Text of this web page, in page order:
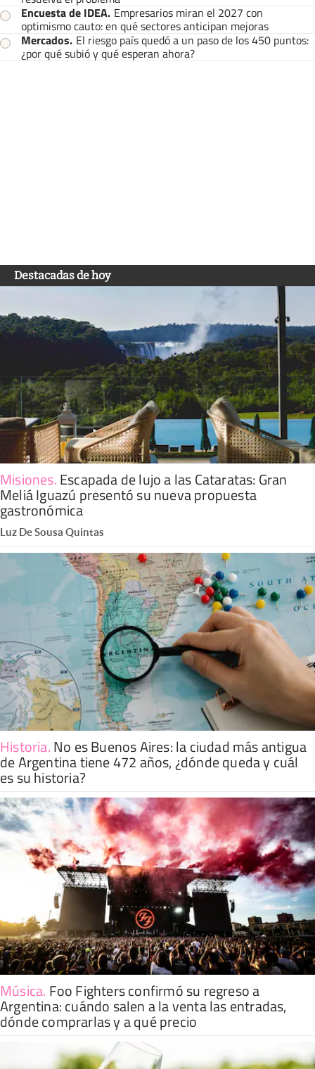
Encuesta de IDEA. Empresarios miran el 2027 con
optimismo cauto: en qué sectores anticipan mejoras
Mercados. El riesgo país quedó a un paso de los 450 puntos:
¿por qué subió y qué esperan ahora?
Destacadas de hoy
Misiones.Escapada de lujo a las Cataratas: Gran
Meliá Iguazú presentó su nueva propuesta
gastronómica
Luz De Sousa Quintas
Historia.No es Buenos Aires: la ciudad más antigua
de Argentina tiene 472 años, ¿dónde queda y cuál
es su historia?
Música. Foo Fighters confirmó su regreso a
Argentina: cuándo salen a la venta las entradas,
dónde comprarlas y a qué precio